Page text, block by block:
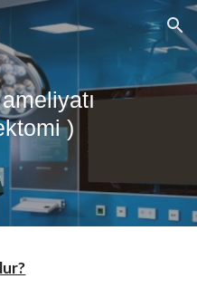
Skip to navigation
)